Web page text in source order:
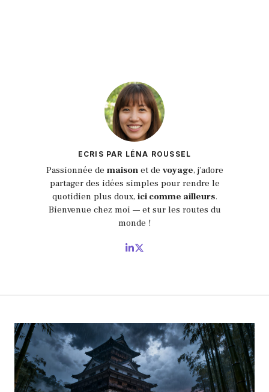
ECRIS PAR LÉNA ROUSSEL
Passionnée de maisonet de voyage, j’adore
partager des idées simples pour rendre le
quotidien plus doux, ici comme ailleurs.
Bienvenue chez moi — et sur les routes du
monde !